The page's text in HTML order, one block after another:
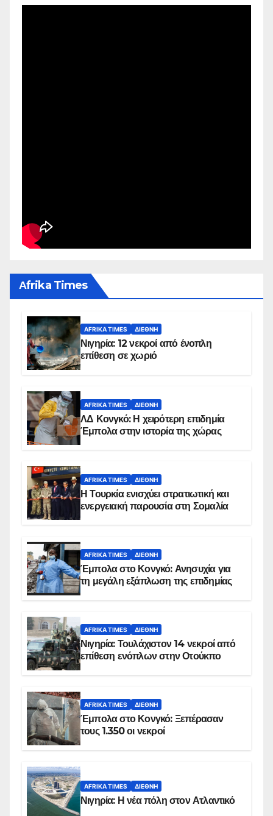
Αfrika Times
AFRIKA TIMES ΔΙΕΘΝΉ
Νιγηρία: 12 νεκροί από ένοπλη
επίθεση σε χωριό
AFRIKA TIMES ΔΙΕΘΝΉ
ΛΔ Κονγκό: Η χειρότερη επιδημία
Έμπολα στην ιστορία της χώρας
AFRIKA TIMES ΔΙΕΘΝΉ
Η Τουρκία ενισχύει στρατιωτική και
ενεργειακή παρουσία στη Σομαλία
AFRIKA TIMES ΔΙΕΘΝΉ
Έμπολα στο Κονγκό: Ανησυχία για
τη μεγάλη εξάπλωση της επιδημίας
AFRIKA TIMES ΔΙΕΘΝΉ
Νιγηρία: Τουλάχιστον 14 νεκροί από
επίθεση ενόπλων στην Οτούκπο
AFRIKA TIMES ΔΙΕΘΝΉ
Έμπολα στο Κονγκό: Ξεπέρασαν
τους 1.350 οι νεκροί
AFRIKA TIMES ΔΙΕΘΝΉ
Νιγηρία: Η νέα πόλη στον Ατλαντικό